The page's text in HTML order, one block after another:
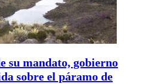
su mandato, gobierno
sobre el páramo de